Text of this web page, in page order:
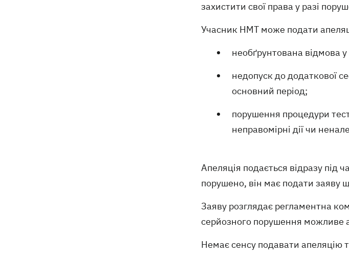
захистити свої права у разі
Учасник НМТ може подати
необґрунтована відмова
недопуск до додаткової
основний період;
порушення процедури
неправомірні дії чи
Апеляція подається відразу
порушено, він має подати заяву
Заяву розглядає регламентна
серйозного порушення можливе
Немає сенсу подавати апеляцію